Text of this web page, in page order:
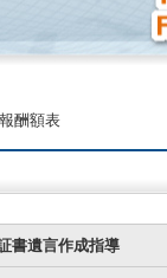
酬額表
書遺言作成指導